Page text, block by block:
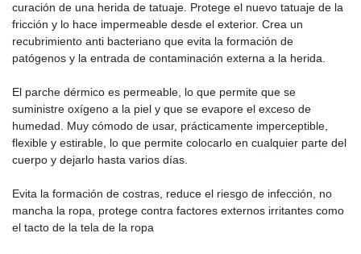
curación de una herida de tatuaje. Protege el nuevo tatuaje de la
fricción y lo hace impermeable desde el exterior. Crea un
recubrimiento anti bacteriano que evita la formación de
patógenos y la entrada de contaminación externa a la herida.
El parche dérmico es permeable, lo que permite que se
suministre oxígeno a la piel y que se evapore el exceso de
humedad. Muy cómodo de usar, prácticamente imperceptible,
flexible y estirable, lo que permite colocarlo en cualquier parte del
cuerpo y dejarlo hasta varios días.
Evita la formación de costras, reduce el riesgo de infección, no
mancha la ropa, protege contra factores externos irritantes como
el tacto de la tela de la ropa